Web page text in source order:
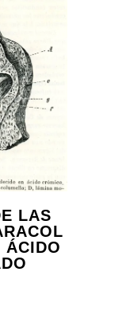
LAS
ÁCIDO